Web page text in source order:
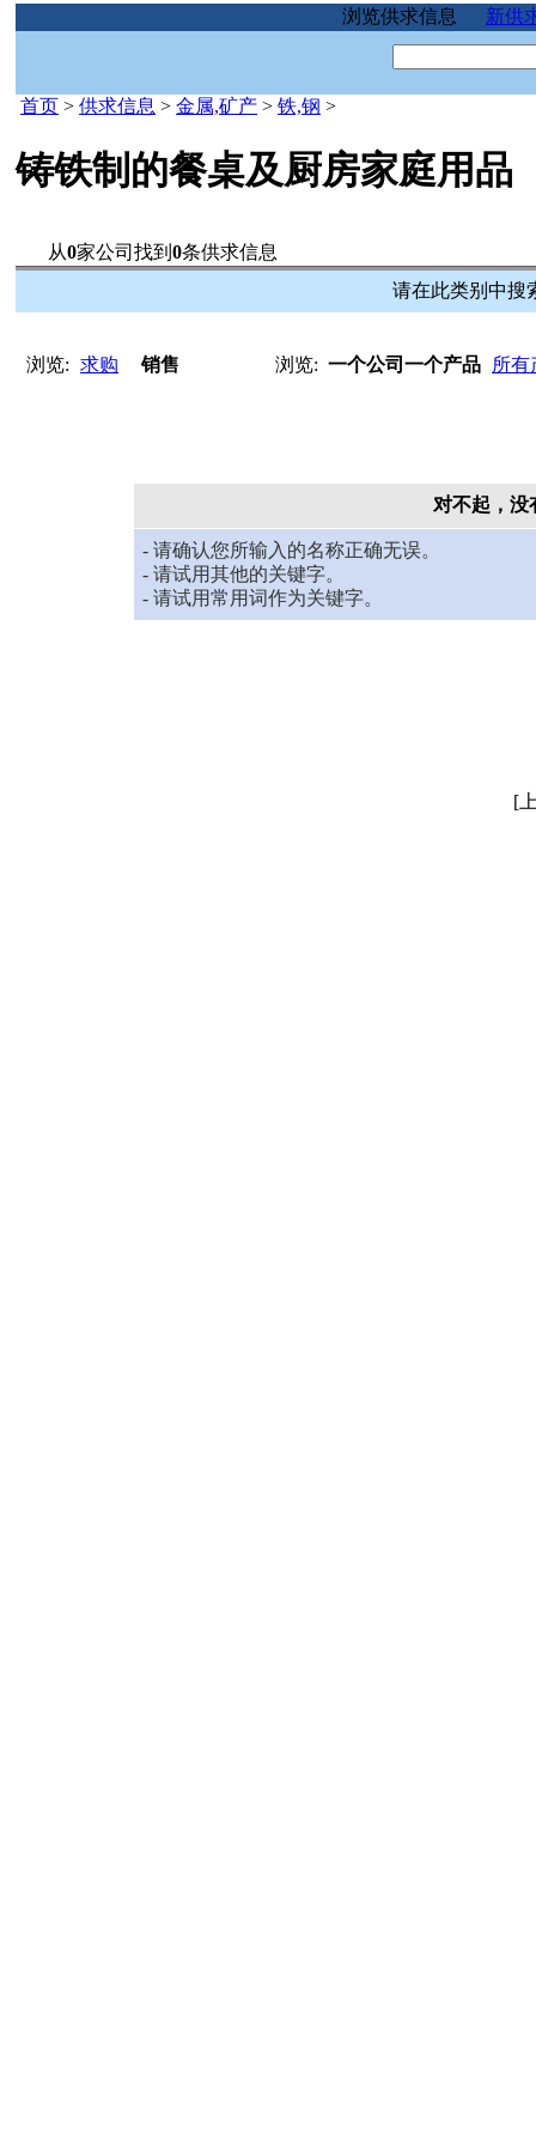
浏览供求信息 新供
首页 > 供求信息 > 金属,矿产 > 铁,钢 >
铸铁制的餐桌及厨房家庭用品
从0家公司找到 0条供求信息
请在此类别中搜
浏览: 求购 销售 浏览: 一个公司一个产品 所有
对不起，
- 请确认您所输入的名称正确无误。
- 请试用其他的关键字。
- 请试用常用词作为关键字。
[